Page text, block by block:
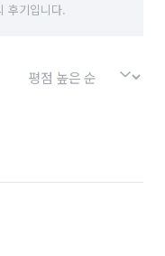
후기입니다.